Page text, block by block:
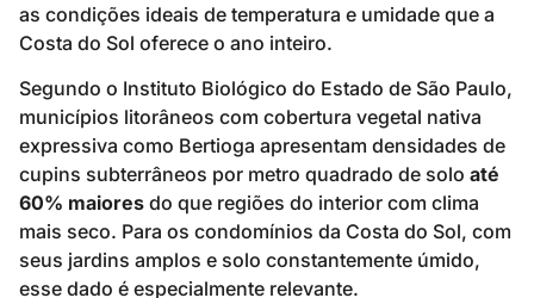
as condições ideais de temperatura e umidade que a
Costa do Sol oferece o ano inteiro.
Segundo o Instituto Biológico do Estado de São Paulo,
municípios litorâneos com cobertura vegetal nativa
expressiva como Bertioga apresentam densidades de
cupins subterrâneos por metro quadrado de solo até
60% maiores do que regiões do interior com clima
mais seco. Para os condomínios da Costa do Sol, com
seus jardins amplos e solo constantemente úmido,
esse dado é especialmente relevante.